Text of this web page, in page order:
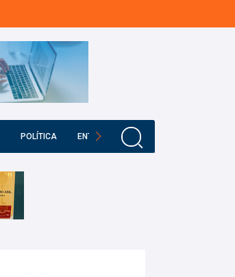
POLÍTICA ENTRETENIMIENTO